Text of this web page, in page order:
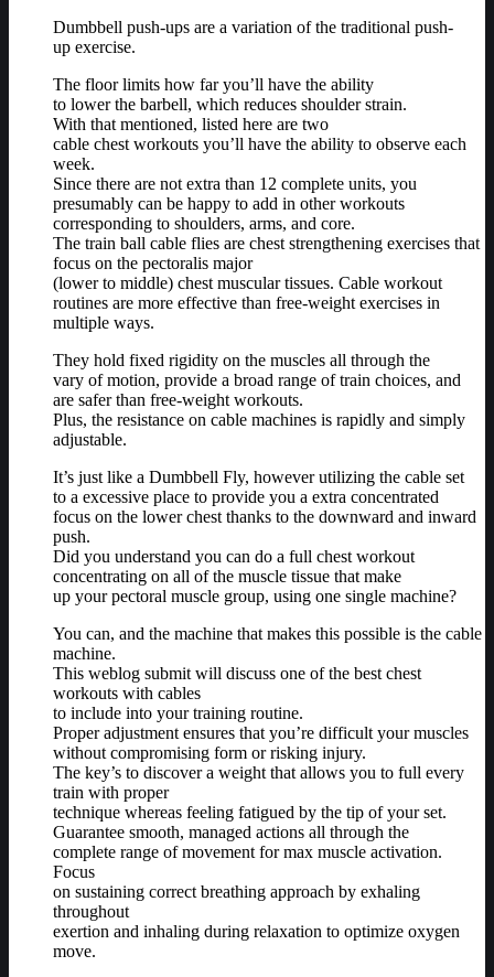
Dumbbell push-ups are a variation of the traditional push-
up exercise.
The floor limits how far you’ll have the ability
to lower the barbell, which reduces shoulder strain.
With that mentioned, listed here are two
cable chest workouts you’ll have the ability to observe each
week.
Since there are not extra than 12 complete units, you
presumably can be happy to add in other workouts
corresponding to shoulders, arms, and core.
The train ball cable flies are chest strengthening exercises that
focus on the pectoralis major
(lower to middle) chest muscular tissues. Cable workout
routines are more effective than free-weight exercises in
multiple ways.
They hold fixed rigidity on the muscles all through the
vary of motion, provide a broad range of train choices, and
are safer than free-weight workouts.
Plus, the resistance on cable machines is rapidly and simply
adjustable.
It’s just like a Dumbbell Fly, however utilizing the cable set
to a excessive place to provide you a extra concentrated
focus on the lower chest thanks to the downward and inward
push.
Did you understand you can do a full chest workout
concentrating on all of the muscle tissue that make
up your pectoral muscle group, using one single machine?
You can, and the machine that makes this possible is the cable
machine.
This weblog submit will discuss one of the best chest
workouts with cables
to include into your training routine.
Proper adjustment ensures that you’re difficult your muscles
without compromising form or risking injury.
The key’s to discover a weight that allows you to full every
train with proper
technique whereas feeling fatigued by the tip of your set.
Guarantee smooth, managed actions all through the
complete range of movement for max muscle activation.
Focus
on sustaining correct breathing approach by exhaling
throughout
exertion and inhaling during relaxation to optimize oxygen
move.